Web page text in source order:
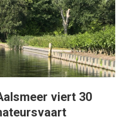
viert 30